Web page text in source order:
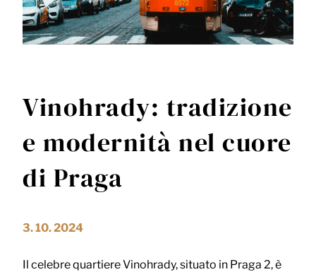
Vinohrady: tradizione
e modernità nel cuore
di Praga
3. 10. 2024
Il celebre quartiere Vinohrady, situato in Praga 2, è